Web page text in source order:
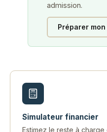
admission.
Préparer
Simulateur financier
Estimez le reste à charge